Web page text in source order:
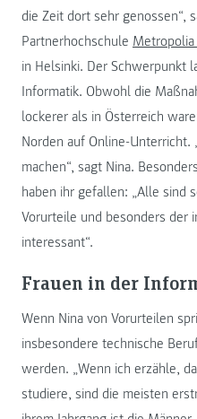
die Zeit dort sehr genossen“,
Partnerhochschule
in Helsinki. Der Schwerpunkt
Informatik. Obwohl die
lockerer als in Österreich
Norden auf Online-
machen“, sagt Nina.
haben ihr gefallen: „Alle sind
Vorurteile und besonders der
interessant“.
Frauen in der
Wenn Nina von Vorurteilen
insbesondere technische
werden. „Wenn ich erzähle,
studiere, sind die meisten